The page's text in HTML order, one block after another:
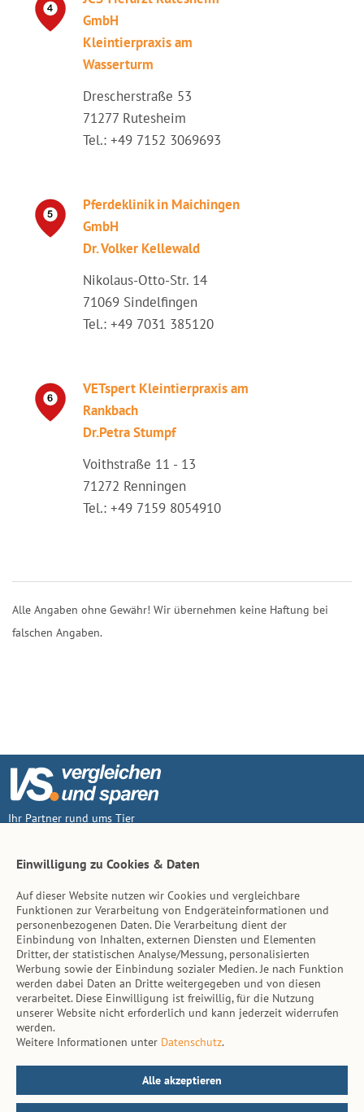
GmbH
Kleintierpraxis am
Wasserturm
Drescherstraße 53
71277 Rutesheim
Tel.: +49 7152 3069693
Pferdeklinik in Maichingen
GmbH
Dr. Volker Kellewald
Nikolaus-Otto-Str. 14
71069 Sindelfingen
Tel.: +49 7031 385120
VETspert Kleintierpraxis am
Rankbach
Dr.Petra Stumpf
Voithstraße 11 - 13
71272 Renningen
Tel.: +49 7159 8054910
Alle Angaben ohne Gewähr! Wir übernehmen keine Haftung bei
falschen Angaben.
Ihr Partner rund ums Tier
Inhalt
Tierarzt-Suche
Hinweise
AGB
Impressum
Datenschutz
Kontakt
Einwilligung zu Cookies & Daten
Auf dieser Website nutzen wir Cookies und vergleichbare
Funktionen zur Verarbeitung von Endgeräteinformationen und
personenbezogenen Daten. Die Verarbeitung dient der
Einbindung von Inhalten, externen Diensten und Elementen
Dritter, der statistischen Analyse/Messung, personalisierten
Werbung sowie der Einbindung sozialer Medien. Je nach Funktion
werden dabei Daten an Dritte weitergegeben und von diesen
verarbeitet. Diese Einwilligung ist freiwillig, für die Nutzung
unserer Website nicht erforderlich und kann jederzeit widerrufen
werden.
Weitere Informationen unter Datenschutz.
Alle akzeptieren